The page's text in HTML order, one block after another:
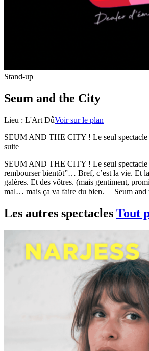
Stand-up
Seum and the City
Lieu : L'Art DûVoir sur le plan
SEUM AND THE CITY ! Le seul spectacle
suite
SEUM AND THE CITY ! Le seul spectacle
rembourser bientôt”… Bref, c’est la vie. Et
galères. Et des vôtres. (mais gentiment,
mal… mais ça va faire du bien. Seum and
Les autres spectacles Tout